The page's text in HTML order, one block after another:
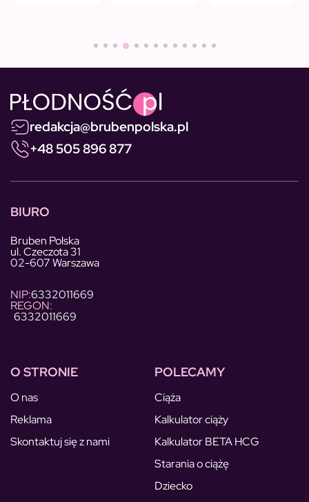
redakcja@brubenpolska.pl
+48 505 896 877
BIURO
Bruben Polska
ul. Czeczota 31
02-607 Warszawa
NIP:6332011669
REGON:
6332011669
O STRONIE
O nas
Reklama
Skontaktuj się z nami
POLECAMY
Ciąża
Kalkulator ciąży
Kalkulator BETA HCG
Starania o ciążę
Dziecko